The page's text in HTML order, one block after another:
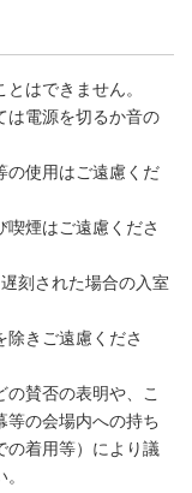
はできません。
は電源を切るか音の
の使用はご遠慮くだ
煙はご遠慮くださ
刻された場合の入室
除きご遠慮くださ
賛否の表明や、こ
等の会場内への持ち
の着用等）により議